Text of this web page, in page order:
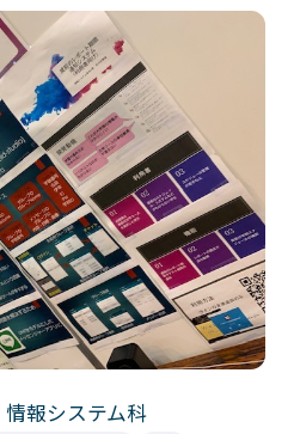
キャリアセンター
部活・クラブ紹介
学生寮・マンション
学生委員会
報システム科